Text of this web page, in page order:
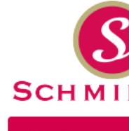
Kontakt Impressum